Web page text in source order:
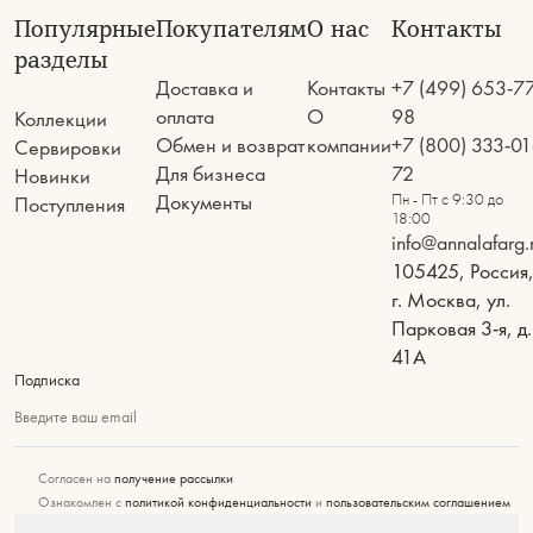
Популярные
разделы
Коллекции
Сервировки
Новинки
Поступления
Покупателям
Доставка и
оплата
Обмен и возврат
Для бизнеса
Документы
О нас
Контакты
О
компании
Контакты
+7 (499) 653-
98
+7 (800) 333-
72
Пн - Пт с 9:30 до
18:00
105425, Россия,
г. Москва, ул.
Парковая 3-я, д.
41А
Подписка
Введите ваш email
Согласен на получение рассылки
Ознакомлен с политикой конфиденциальности и пользовательским соглашением